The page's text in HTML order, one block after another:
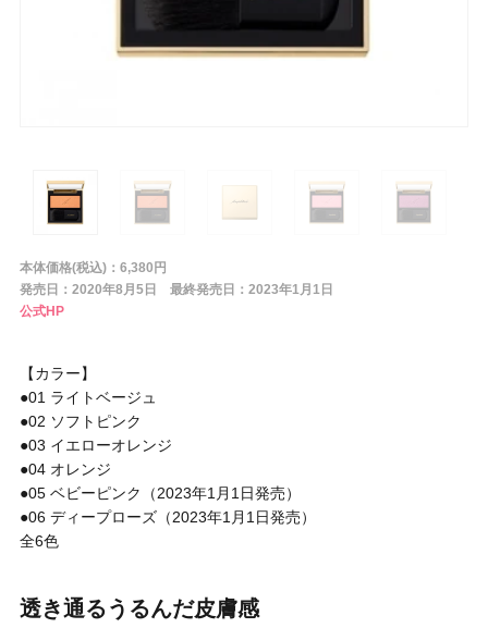
肌質
目的・用途
・悩みなど
発売日
本体価格(税込)：6,380円
発売日：2020年8月5日 最終発売日：2023年1月1日
公式HP
【カラー】
●01 ライトベージュ
●02 ソフトピンク
●03 イエローオレンジ
●04 オレンジ
●05 ベビーピンク（2023年1月1日発売）
●06 ディープローズ（2023年1月1日発売）
全6色
透き通るうるんだ皮膚感